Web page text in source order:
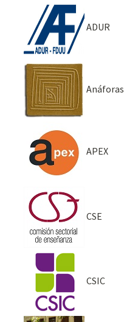
ADUR
Anáforas
APEX
CSE
CSIC